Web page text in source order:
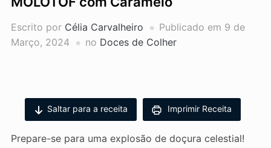
Escrito por Célia Carvalheiro Publicado em 9 de
Março, 2024
no Doces de Colher
Saltar para a receita Imprimir Receita
Prepare-se para uma explosão de doçura celestial!